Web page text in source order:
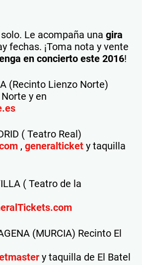
Le acompaña una gira
fechas. ¡Toma nota y vente
en concierto este 2016!
(Recinto Lienzo Norte)
y en
( Teatro Real)
, generalticket y taquilla
( Teatro de la
(MURCIA) Recinto El
y taquilla de El Batel